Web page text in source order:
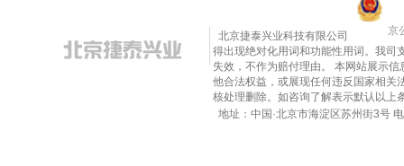
北京捷泰兴业科技有限公司
京
得出现绝对化用词和功能性用词。我司
失效，不作为赔付理由。 本网站展示
他合法权益，或展现任何违反国家相
核处理删除。如咨询了解表示默认以上
地址：中国·北京市海淀区苏州街3号